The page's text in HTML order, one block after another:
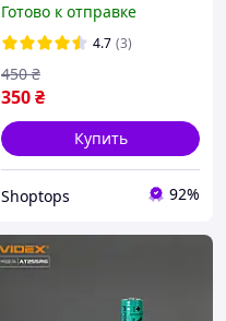
для туризма охоты
рыбалки с зумом
Готово к отправке
4.7 (3)
350₴
450 ₴
Купить
Shoptops 92%